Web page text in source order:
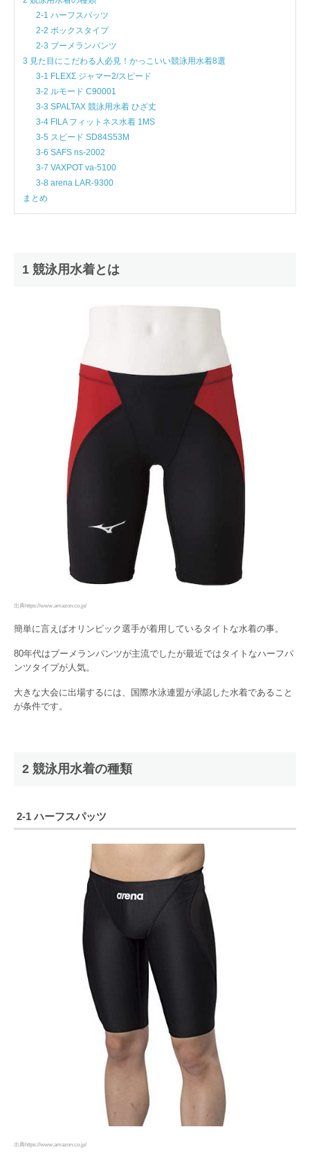
2-1 ハーフスパッツ
2-2 ボックスタイプ
2-3 ブーメランパンツ
3 見た目にこだわる人必見！かっこいい競泳用水着8選
3-1 FLEXΣ ジャマー2/スピード
3-2 ルモード C90001
3-3 SPALTAX 競泳用水着 ひざ丈
3-4 FILA フィットネス水着 1MS
3-5 スピード SD84S53M
3-6 SAFS ns-2002
3-7 VAXPOT va-5100
3-8 arena LAR-9300
まとめ
1 競泳用水着とは
出典https://www.amazon.co.jp/
簡単に言えばオリンピック選手が着用しているタイトな水着の事。
80年代はブーメランパンツが主流でしたが最近ではタイトなハーフパ
ンツタイプが人気。
大きな大会に出場するには、国際水泳連盟が承認した水着であること
が条件です。
2 競泳用水着の種類
2-1 ハーフスパッツ
出典https://www.amazon.co.jp/